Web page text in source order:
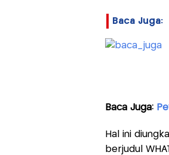
Baca Juga:
Baca Juga:
Hal ini
berjudul